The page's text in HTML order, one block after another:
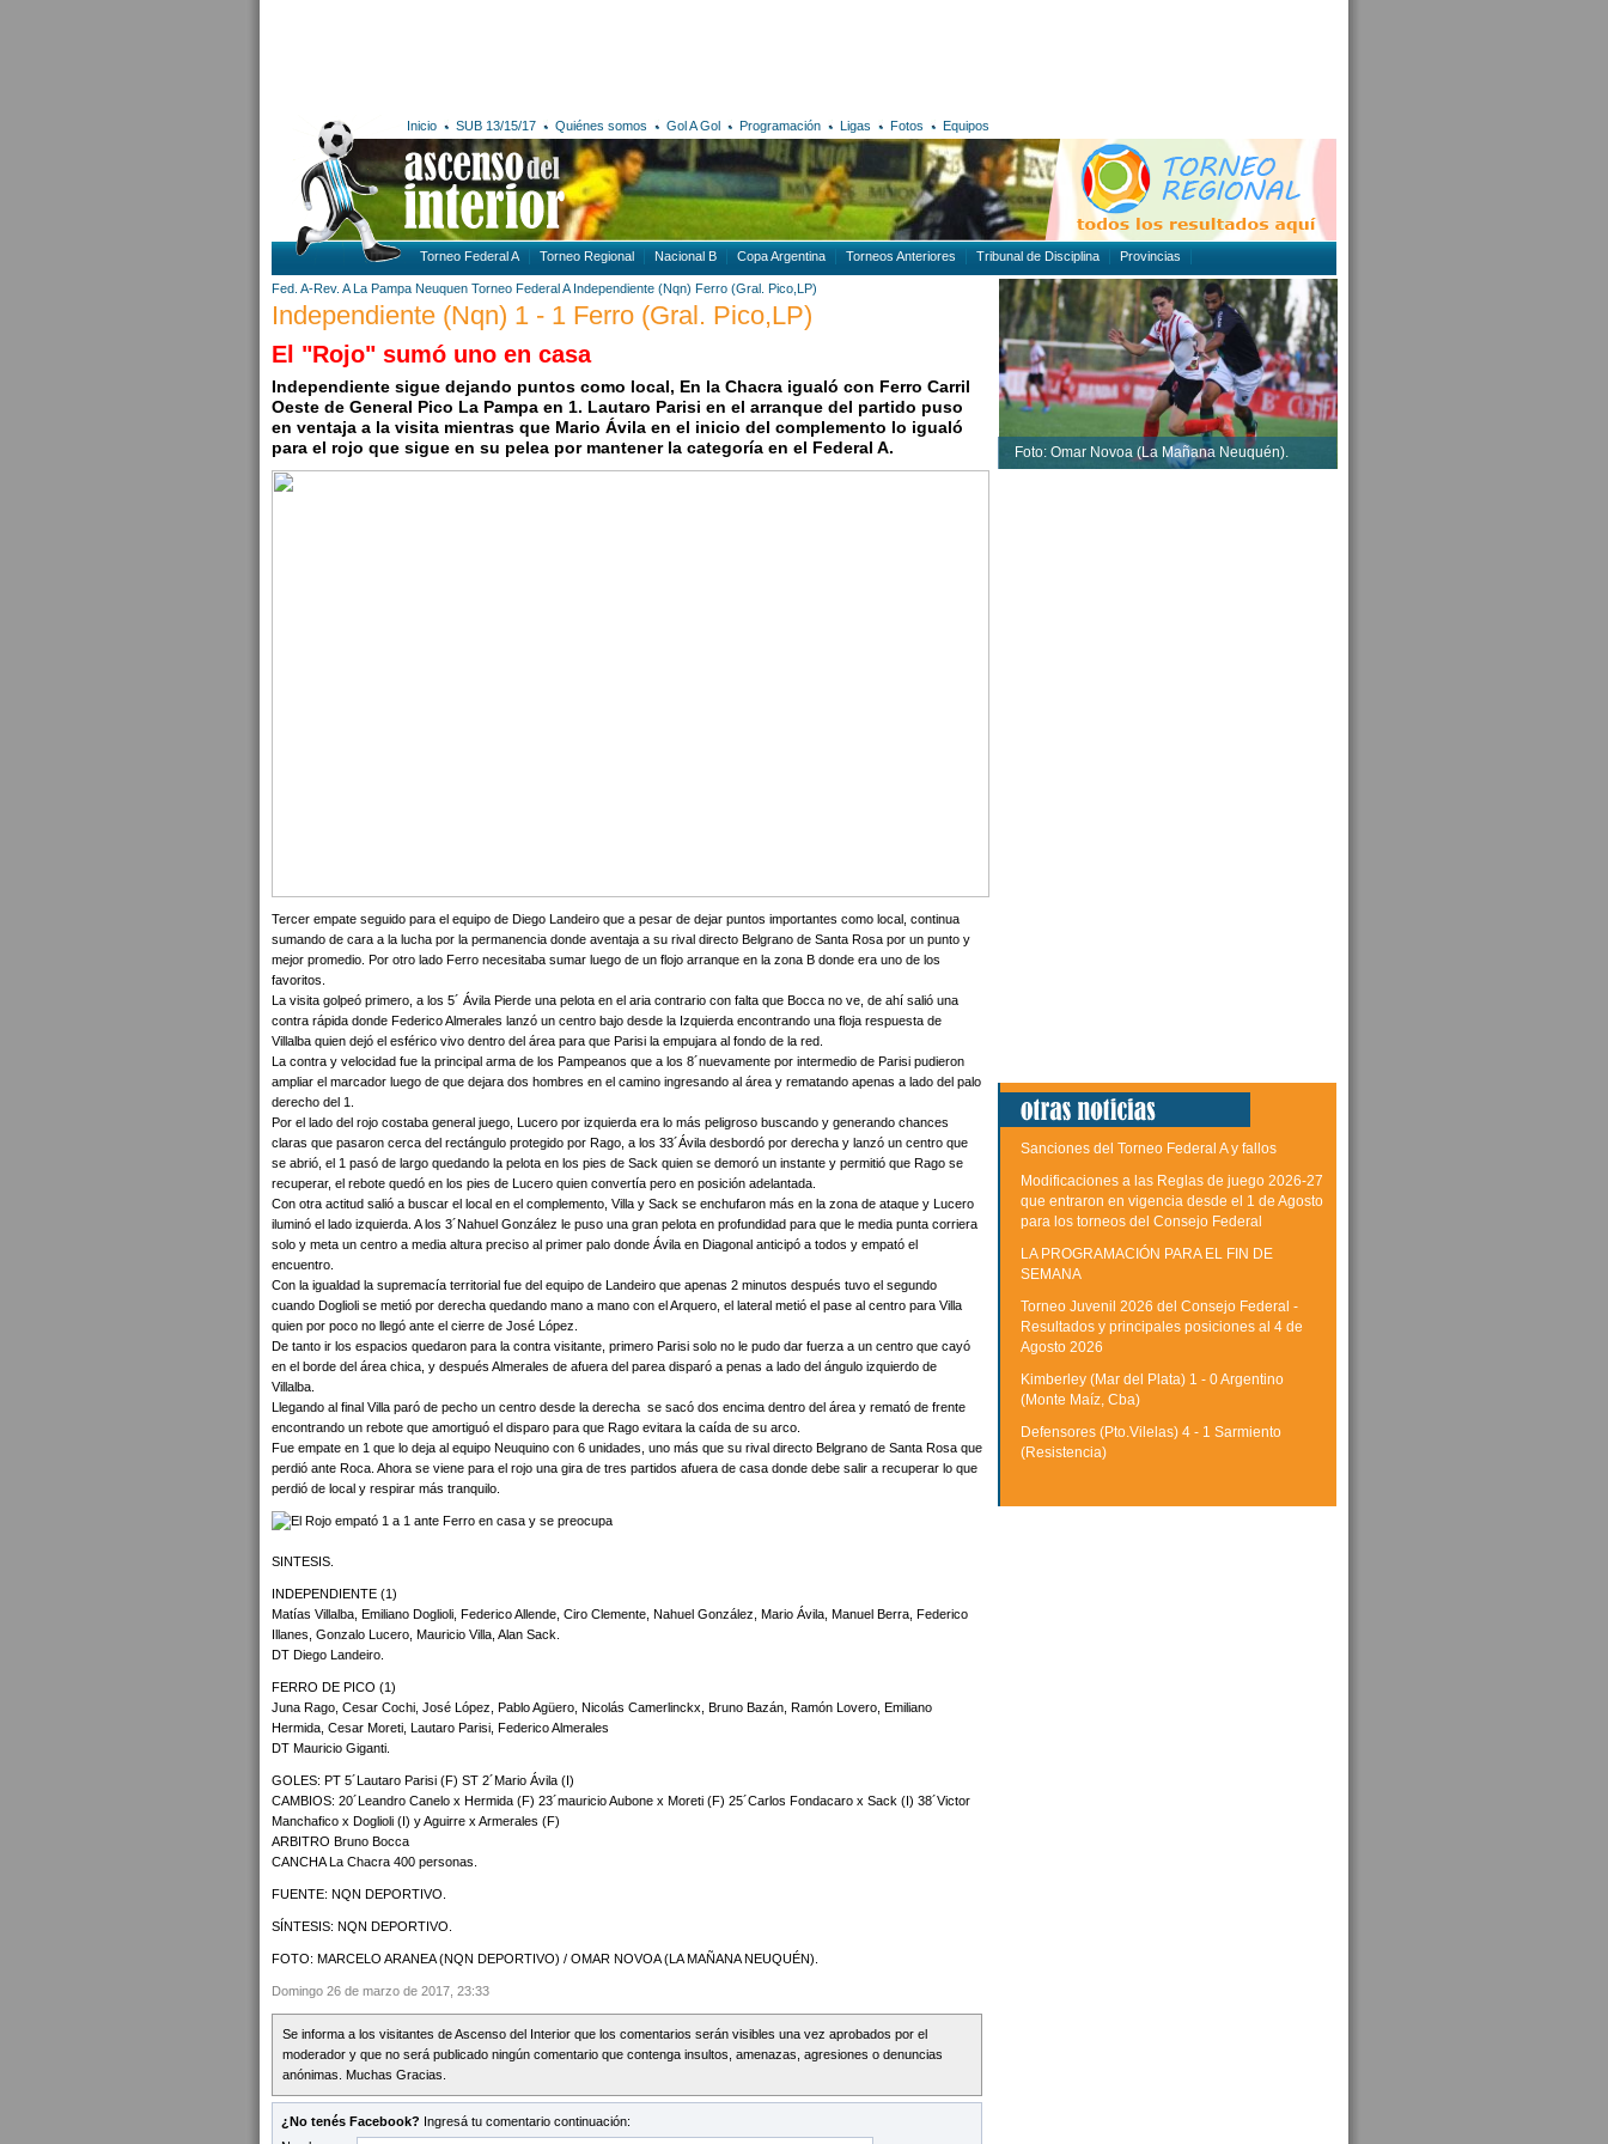
Inicio SUB 13/15/17 Quiénes somos Gol A Gol Programación Ligas Fotos Equipos
Torneo Federal A Torneo Regional Nacional B Copa Argentina Torneos Anteriores Tribunal de Disciplina Provincias
Fed. A-Rev. A La Pampa Neuquen Torneo Federal A Independiente (Nqn) Ferro (Gral. Pico,LP)
Independiente (Nqn) 1 - 1 Ferro (Gral. Pico,LP)
El "Rojo" sumó uno en casa
Independiente sigue dejando puntos como local, En la Chacra igualó con Ferro Carril
Oeste de General Pico La Pampa en 1. Lautaro Parisi en el arranque del partido puso
en ventaja a la visita mientras que Mario Ávila en el inicio del complemento lo igualó
para el rojo que sigue en su pelea por mantener la categoría en el Federal A.
Tercer empate seguido para el equipo de Diego Landeiro que a pesar de dejar puntos importantes como local, continua
sumando de cara a la lucha por la permanencia donde aventaja a su rival directo Belgrano de Santa Rosa por un punto y
mejor promedio. Por otro lado Ferro necesitaba sumar luego de un flojo arranque en la zona B donde era uno de los
favoritos.
La visita golpeó primero, a los 5´ Ávila Pierde una pelota en el aria contrario con falta que Bocca no ve, de ahí salió una
contra rápida donde Federico Almerales lanzó un centro bajo desde la Izquierda encontrando una floja respuesta de
Villalba quien dejó el esférico vivo dentro del área para que Parisi la empujara al fondo de la red.
La contra y velocidad fue la principal arma de los Pampeanos que a los 8´nuevamente por intermedio de Parisi pudieron
ampliar el marcador luego de que dejara dos hombres en el camino ingresando al área y rematando apenas a lado del palo
derecho del 1.
Por el lado del rojo costaba general juego, Lucero por izquierda era lo más peligroso buscando y generando chances
claras que pasaron cerca del rectángulo protegido por Rago, a los 33´Ávila desbordó por derecha y lanzó un centro que
se abrió, el 1 pasó de largo quedando la pelota en los pies de Sack quien se demoró un instante y permitió que Rago se
recuperar, el rebote quedó en los pies de Lucero quien convertía pero en posición adelantada.
Con otra actitud salió a buscar el local en el complemento, Villa y Sack se enchufaron más en la zona de ataque y Lucero
iluminó el lado izquierda. A los 3´Nahuel González le puso una gran pelota en profundidad para que le media punta corriera
solo y meta un centro a media altura preciso al primer palo donde Ávila en Diagonal anticipó a todos y empató el
encuentro.
Con la igualdad la supremacía territorial fue del equipo de Landeiro que apenas 2 minutos después tuvo el segundo
cuando Doglioli se metió por derecha quedando mano a mano con el Arquero, el lateral metió el pase al centro para Villa
quien por poco no llegó ante el cierre de José López.
De tanto ir los espacios quedaron para la contra visitante, primero Parisi solo no le pudo dar fuerza a un centro que cayó
en el borde del área chica, y después Almerales de afuera del parea disparó a penas a lado del ángulo izquierdo de
Villalba.
Llegando al final Villa paró de pecho un centro desde la derecha se sacó dos encima dentro del área y remató de frente
encontrando un rebote que amortiguó el disparo para que Rago evitara la caída de su arco.
Fue empate en 1 que lo deja al equipo Neuquino con 6 unidades, uno más que su rival directo Belgrano de Santa Rosa que
perdió ante Roca. Ahora se viene para el rojo una gira de tres partidos afuera de casa donde debe salir a recuperar lo que
perdió de local y respirar más tranquilo.
SINTESIS.
INDEPENDIENTE (1)
Matías Villalba, Emiliano Doglioli, Federico Allende, Ciro Clemente, Nahuel González, Mario Ávila, Manuel Berra, Federico
Illanes, Gonzalo Lucero, Mauricio Villa, Alan Sack.
DT Diego Landeiro.
FERRO DE PICO (1)
Juna Rago, Cesar Cochi, José López, Pablo Agüero, Nicolás Camerlinckx, Bruno Bazán, Ramón Lovero, Emiliano
Hermida, Cesar Moreti, Lautaro Parisi, Federico Almerales
DT Mauricio Giganti.
GOLES: PT 5´Lautaro Parisi (F) ST 2´Mario Ávila (I)
CAMBIOS: 20´Leandro Canelo x Hermida (F) 23´mauricio Aubone x Moreti (F) 25´Carlos Fondacaro x Sack (I) 38´Victor
Manchafico x Doglioli (I) y Aguirre x Armerales (F)
ARBITRO Bruno Bocca
CANCHA La Chacra 400 personas.
FUENTE: NQN DEPORTIVO.
SÍNTESIS: NQN DEPORTIVO.
FOTO: MARCELO ARANEA (NQN DEPORTIVO) / OMAR NOVOA (LA MAÑANA NEUQUÉN).
Domingo 26 de marzo de 2017, 23:33
Se informa a los visitantes de Ascenso del Interior que los comentarios serán visibles una vez aprobados por el
moderador y que no será publicado ningún comentario que contenga insultos, amenazas, agresiones o denuncias
anónimas. Muchas Gracias.
¿No tenés Facebook? Ingresá tu comentario continuación:
Foto: Omar Novoa (La Mañana Neuquén).
Sanciones del Torneo Federal A y fallos
Modificaciones a las Reglas de juego 2026-27
que entraron en vigencia desde el 1 de Agosto
para los torneos del Consejo Federal
LA PROGRAMACIÓN PARA EL FIN DE
SEMANA
Torneo Juvenil 2026 del Consejo Federal -
Resultados y principales posiciones al 4 de
Agosto 2026
Kimberley (Mar del Plata) 1 - 0 Argentino
(Monte Maíz, Cba)
Defensores (Pto.Vilelas) 4 - 1 Sarmiento
(Resistencia)